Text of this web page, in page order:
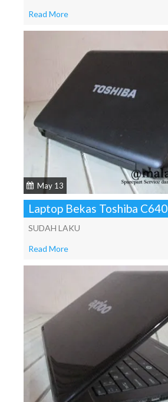
Read More
May 13
Laptop Bekas Toshiba C640
SUDAH LAKU
Read More